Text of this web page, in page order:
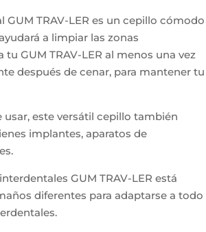
GUM TRAV-LER es un cepillo cómodo
a limpiar las zonas
tu GUM TRAV-LER al menos una vez
después de cenar, para mantener tu
este versátil cepillo también
implantes, aparatos de
GUM TRAV-LER está
diferentes para adaptarse a todo